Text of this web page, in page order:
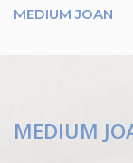
MEDIUM JOAN
MEDIUM